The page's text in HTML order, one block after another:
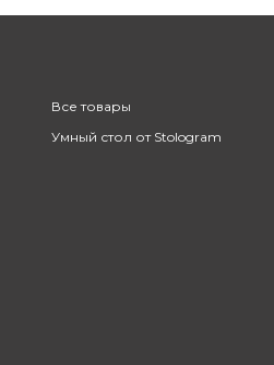
Все товары
Умный стол от Stologram